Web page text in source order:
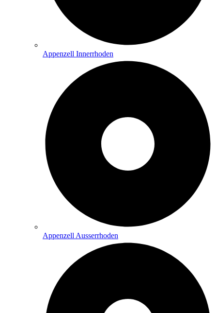
Appenzell Innerrhoden
Appenzell Ausserrhoden